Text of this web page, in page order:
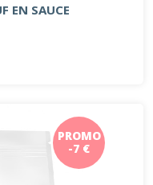
EN SAUCE
PROMO
-7 €